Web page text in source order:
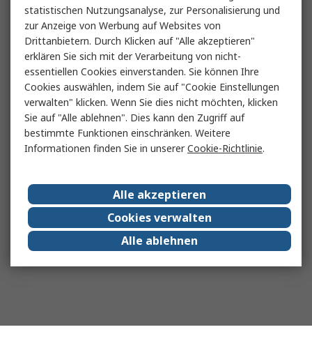
statistischen Nutzungsanalyse, zur Personalisierung und
zur Anzeige von Werbung auf Websites von
Drittanbietern. Durch Klicken auf "Alle akzeptieren"
erklären Sie sich mit der Verarbeitung von nicht-
essentiellen Cookies einverstanden. Sie können Ihre
Cookies auswählen, indem Sie auf "Cookie Einstellungen
verwalten" klicken. Wenn Sie dies nicht möchten, klicken
Sie auf "Alle ablehnen". Dies kann den Zugriff auf
bestimmte Funktionen einschränken. Weitere
Informationen finden Sie in unsererCookie-Richtlinie.
Alle akzeptieren
Cookies verwalten
Alle ablehnen